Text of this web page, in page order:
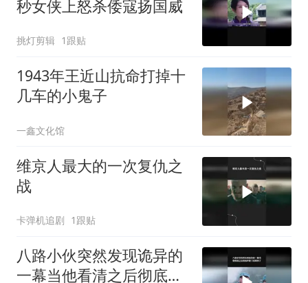
秒女侠上怒杀倭寇扬国威
挑灯剪辑 1跟贴
1943年王近山抗命打掉十
几车的小鬼子
一鑫文化馆
维京人最大的一次复仇之
战
卡弹机追剧 1跟贴
八路小伙突然发现诡异的
一幕当他看清之后彻底吓